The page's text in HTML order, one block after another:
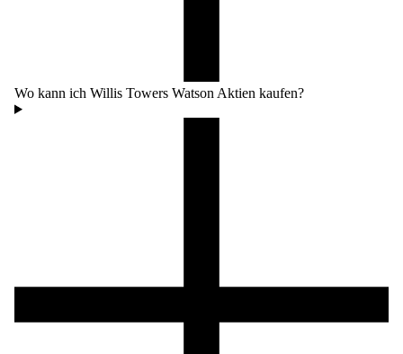
Wo kann ich Willis Towers Watson Aktien kaufen?